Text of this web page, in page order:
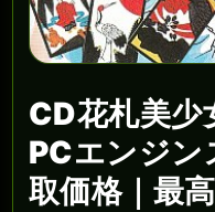
CD花札美
PCエンジン
取価格｜最